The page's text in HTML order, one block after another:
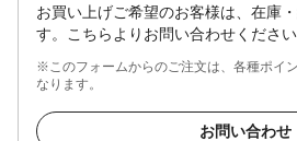
お買い上げご希望のお客様は、在庫
す。こちらよりお問い合わせください
※このフォームからのご注文は、各種ポイ
なります。
お問い合わせ